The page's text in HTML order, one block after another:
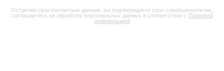
Оставляя свои контактные данные, вы подтверждаете свое совершеннолетие,
соглашаетесь на обработку персональных данных в соответствии с Правовой
информацией